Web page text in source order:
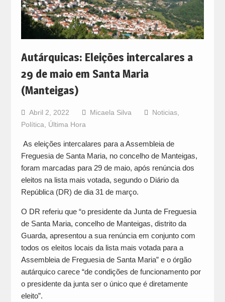
Autárquicas: Eleições intercalares a
29 de maio em Santa Maria
(Manteigas)
Abril 2, 2022 Micaela Silva Noticias,
Política
Última Hora
As eleições intercalares para a Assembleia de
Freguesia de Santa Maria, no concelho de Manteigas,
foram marcadas para 29 de maio, após renúncia dos
eleitos na lista mais votada, segundo o Diário da
República (DR) de dia 31 de março.
O DR referiu que “o presidente da Junta de Freguesia
de Santa Maria, concelho de Manteigas, distrito da
Guarda, apresentou a sua renúncia em conjunto com
todos os eleitos locais da lista mais votada para a
Assembleia de Freguesia de Santa Maria” e o órgão
autárquico carece “de condições de funcionamento por
o presidente da junta ser o único que é diretamente
eleito”.